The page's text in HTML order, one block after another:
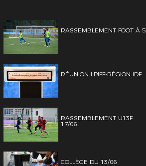
RASSEMBLEMENT FOOT À 5
RÉUNION LPIFF-RÉGION IDF
RASSEMBLEMENT U13F
17/06
COLLÈGE DU 13/06